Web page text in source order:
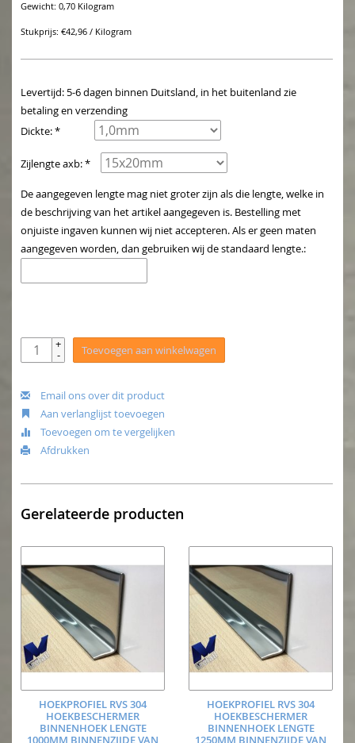
Gewicht: 0,70 Kilogram
Stukprijs: €42,96 / Kilogram
Levertijd: 5-6 dagen binnen Duitsland, in het buitenland zie
betaling en verzending
Dickte: *
Zijlengte axb: *
De aangegeven lengte mag niet groter zijn als die lengte, welke in
de beschrijving van het artikel aangegeven is. Bestelling met
onjuiste ingaven kunnen wij niet accepteren. Als er geen maten
aangegeven worden, dan gebruiken wij de standaard lengte.:
+
- Toevoegen aan winkelwagen
Email ons over dit product
Aan verlanglijst toevoegen
Toevoegen om te vergelijken
Afdrukken
Gerelateerde producten
HOEKPROFIEL RVS 304
HOEKBESCHERMER
BINNENHOEK LENGTE
1000MM BINNENZIJDE VAN
HOEKPROFIEL RVS 304
HOEKBESCHERMER
BINNENHOEK LENGTE
1250MM BINNENZIJDE VAN